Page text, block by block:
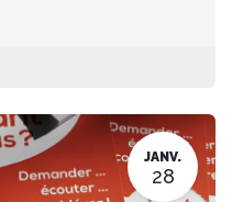
JANV.
28